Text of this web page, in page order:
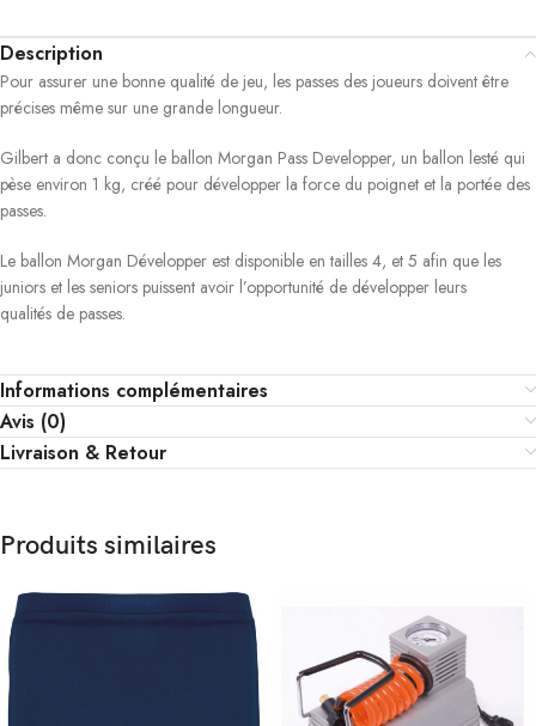
Description
Pour assurer une bonne qualité de jeu, les passes des joueurs doivent être
précises même sur une grande longueur.
Gilbert a donc conçu le ballon Morgan Pass Developper, un ballon lesté qui
pèse environ 1 kg, créé pour développer la force du poignet et la portée des
passes.
Le ballon Morgan Développer est disponible en tailles 4, et 5 afin que les
juniors et les seniors puissent avoir l’opportunité de développer leurs
qualités de passes.
Informations complémentaires
Avis (0)
Livraison & Retour
Produits similaires